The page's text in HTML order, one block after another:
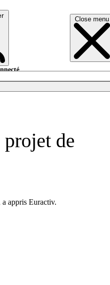
Close menu
projet de
appris Euractiv.